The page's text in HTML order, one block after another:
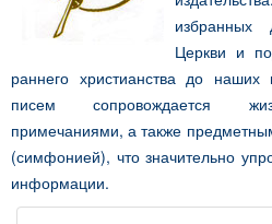
избранных
Церкви и
раннего христианства до
писем сопровождается
примечаниями, а также
(симфонией), что значительно
информации.